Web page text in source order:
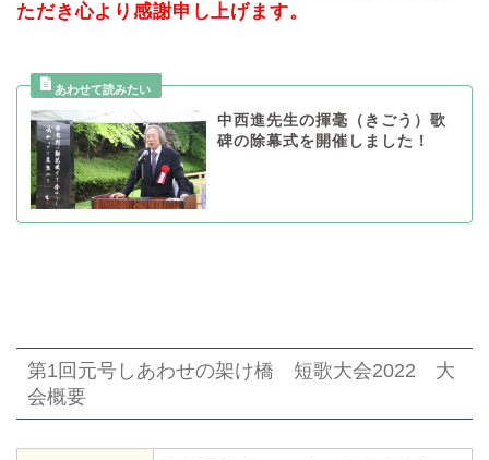
ただき心より感謝申し上げます。
中西進先生の揮毫（きごう）歌
碑の除幕式を開催しました！
第1回元号しあわせの架け橋 短歌大会2022 大
会概要